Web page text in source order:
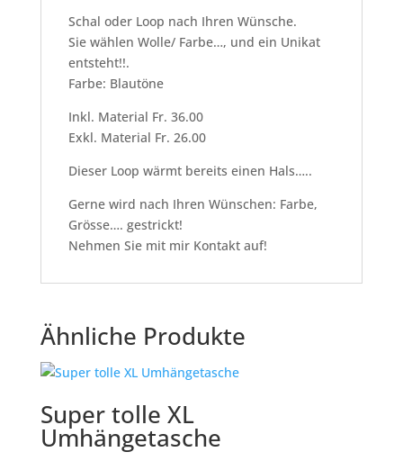
Schal oder Loop nach Ihren Wünsche.
Sie wählen Wolle/ Farbe…, und ein Unikat
entsteht!!.
Farbe: Blautöne
Inkl. Material Fr. 36.00
Exkl. Material Fr. 26.00
Dieser Loop wärmt bereits einen Hals…..
Gerne wird nach Ihren Wünschen: Farbe,
Grösse…. gestrickt!
Nehmen Sie mit mir Kontakt auf!
Ähnliche Produkte
Super tolle XL
Umhängetasche